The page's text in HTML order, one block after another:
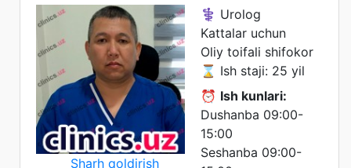
Sharh qoldirish
⚕️ Urolog
Kattalar uchun
Oliy toifali shifokor
⌛ Ish staji: 25 yil
⏰ Ish kunlari:
Dushanba 09:00-
15:00
Seshanba 09:00-